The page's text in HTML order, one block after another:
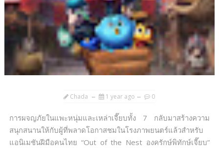
Chada 1 year ago 0
​การผจญภัยในแพะหนุ่มและเหล่าเจี๊ยบทั้ง 7 กลับมาสร้างความ
สนุกสนานให้กับผู้ที่พลาดโอกาสชมในโรงภาพยนตร์แล้วสำหรับ
แอนิเมชันฝีมือคนไทย “Out of the Nest องครักษ์พิทักษ์เจี๊ยบ”